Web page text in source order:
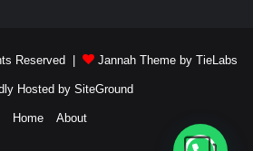
Reserved | Jannah Theme by TieLabs
Hosted by SiteGround
Home About